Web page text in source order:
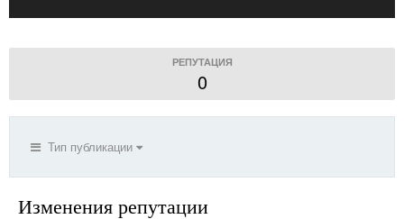
РЕПУТАЦИЯ
0
Тип публикации
Изменения репутации